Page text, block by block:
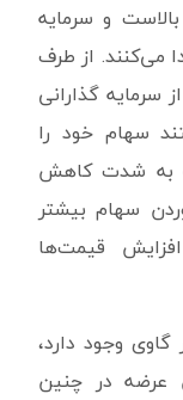
و سرمایه
می‌کنند. از طرف
سرمایه گذارانی
سهام خود را
به شدت کاهش
سهام بیشتر
قیمت‌ها
گاوی وجود دارد،
در چنین